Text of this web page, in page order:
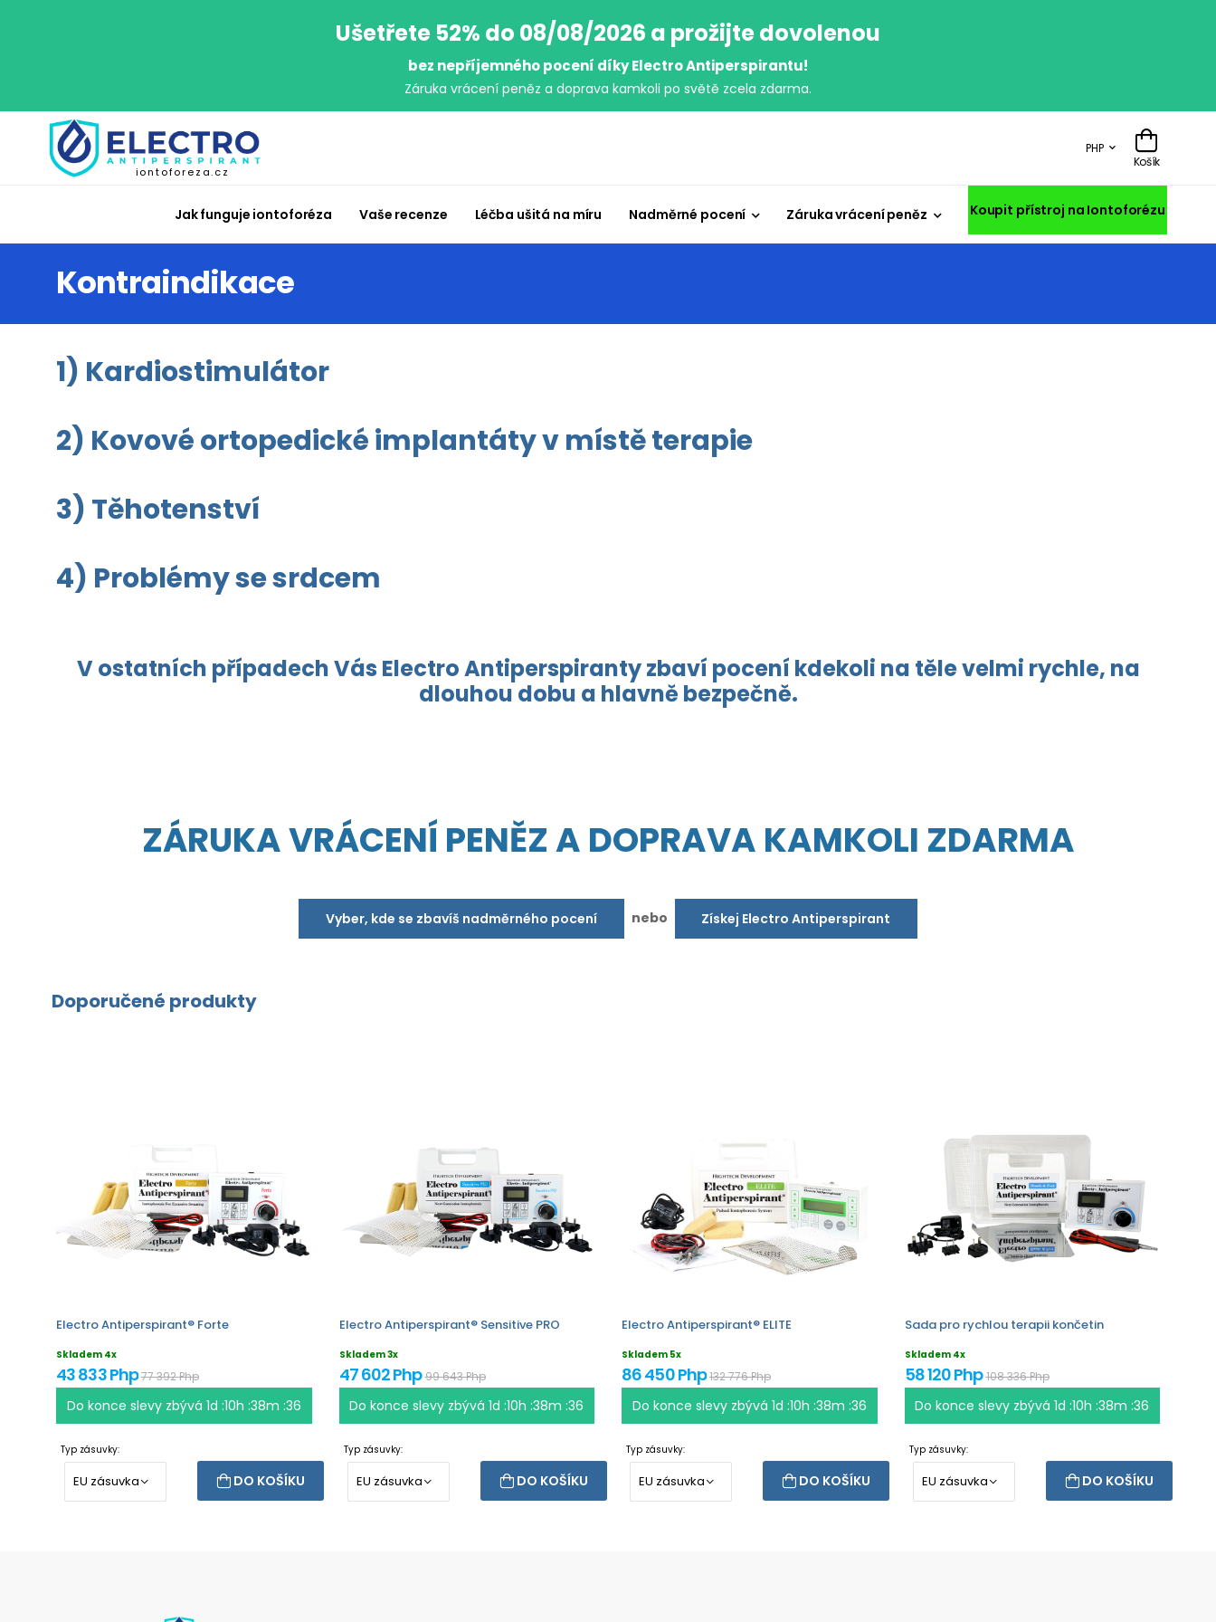
Ušetřete 52% do 08/08/2026 a prožijte dovolenou
bez nepříjemného pocení díky Electro Antiperspirantu!
Záruka vrácení peněz a doprava kamkoli po světě zcela zdarma.
iontoforeza.cz
PHP
Košík
Jak funguje iontoforéza Vaše recenze Léčba ušitá na míru Nadměrné pocení Záruka vrácení peněz Koupit přístroj na Iontoforézu
Kontraindikace
1) Kardiostimulátor
2) Kovové ortopedické implantáty v místě terapie
3) Těhotenství
4) Problémy se srdcem
V ostatních případech Vás Electro Antiperspiranty zbaví pocení kdekoli na těle velmi rychle, na
dlouhou dobu a hlavně bezpečně.
ZÁRUKA VRÁCENÍ PENĚZ A DOPRAVA KAMKOLI ZDARMA
Vyber, kde se zbavíš nadměrného pocení nebo Získej Electro Antiperspirant
Doporučené produkty
Electro Antiperspirant® Forte
Skladem 4x
43 833 Php77 392 Php
Do konce slevy zbývá 1d :10h :38m :36
Typ zásuvky:
DO KOŠÍKU
Electro Antiperspirant® Sensitive PRO
Skladem 3x
47 602 Php99 643 Php
Do konce slevy zbývá1d :10h :38m :36
Typ zásuvky:
DO KOŠÍKU
Electro Antiperspirant® ELITE
Skladem 5x
86 450 Php132 776 Php
Do konce slevy zbývá 1d :10h :38m :36
Typ zásuvky:
DO KOŠÍKU
Sada pro rychlou terapii končetin
Skladem 4x
58 120 Php108 336 Php
Do konce slevy zbývá1d :10h :38m :36
Typ zásuvky:
DO KOŠÍKU